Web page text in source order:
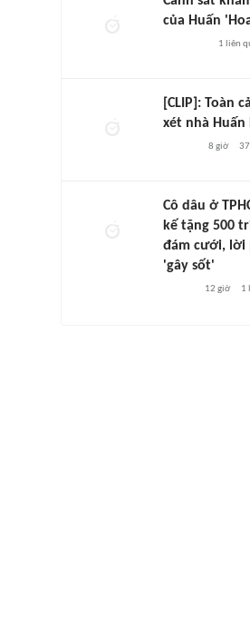
của Huấn
1 liên
[CLIP]: Toàn
xét nhà Huấn
8 giờ 37
Cô dâu ở
kế tặng 500
đám cưới, lời
'gây sốt'
12 giờ 1